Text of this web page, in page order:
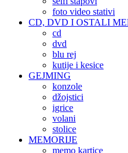
foto video stativi
CD, DVD I OSTALI
cd
dvd
blu rej
kutije i kesice
GEJMING
konzole
džojstici
igrice
volani
stolice
MEMORIJE
memo kartice